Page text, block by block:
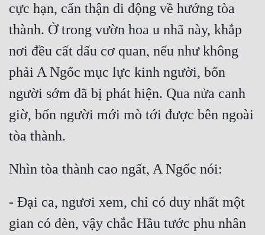
cực hạn, cẩn thận di động về hướng tòa
thành. Ở trong vườn hoa u nhã này, khắp
nơi đều cất dấu cơ quan, nếu như không
phải A Ngốc mục lực kinh người, bốn
người sớm đã bị phát hiện. Qua nửa canh
giờ, bốn người mới mò tới được bên ngoài
tòa thành.
Nhìn tòa thành cao ngất, A Ngốc nói:
- Đại ca, ngươi xem, chỉ có duy nhất một
gian có đèn, vậy chắc Hầu tước phu nhân